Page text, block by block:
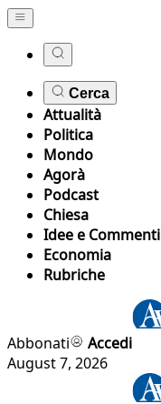
Cerca
Attualità
Politica
Mondo
Agorà
Podcast
Chiesa
Idee e Commenti
Economia
Rubriche
Abbonati
Accedi
August 7, 2026